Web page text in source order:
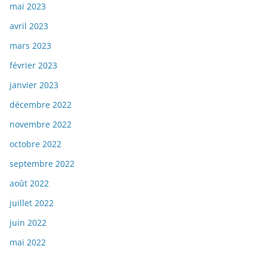
mai 2023
avril 2023
mars 2023
février 2023
janvier 2023
décembre 2022
novembre 2022
octobre 2022
septembre 2022
août 2022
juillet 2022
juin 2022
mai 2022